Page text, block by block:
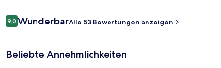
Restaurants, ist zum Frühstück, Mittagessen und Abendessen
Bewertungen
9,09,0 von 10.
WunderbarAlle 53 Bewertungen anzeigen
Beliebte Annehmlichkeiten